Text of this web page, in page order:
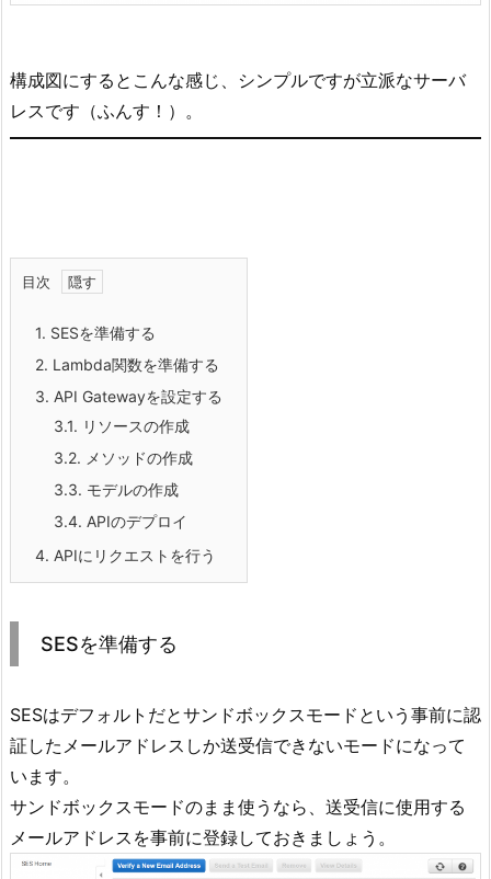
構成図にするとこんな感じ、シンプルですが立派なサーバ
レスです（ふんす！）。
目次
1. SESを準備する
2. Lambda関数を準備する
3. API Gatewayを設定する
3.1. リソースの作成
3.2. メソッドの作成
3.3. モデルの作成
3.4. APIのデプロイ
4. APIにリクエストを行う
SESを準備する
SESはデフォルトだとサンドボックスモードという事前に認
証したメールアドレスしか送受信できないモードになって
います。
サンドボックスモードのまま使うなら、送受信に使用する
メールアドレスを事前に登録しておきましょう。